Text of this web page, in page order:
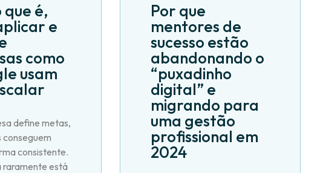
que é,
e
como
usam
define metas,
conseguem
consistente.
raramente está
Por que
mentores de
sucesso estão
abandonando o
“puxadinho
digital” e
migrando para
uma gestão
profissional em
2024